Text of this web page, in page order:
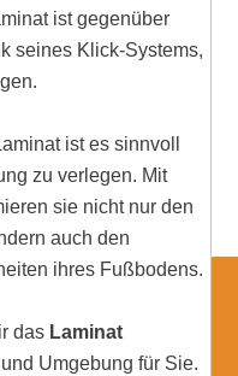
ist gegenüber
seines Klick-Systems,
ist es sinnvoll
zu verlegen. Mit
sie nicht nur den
auch den
ihres Fußbodens.
das Laminat
Umgebung für Sie.